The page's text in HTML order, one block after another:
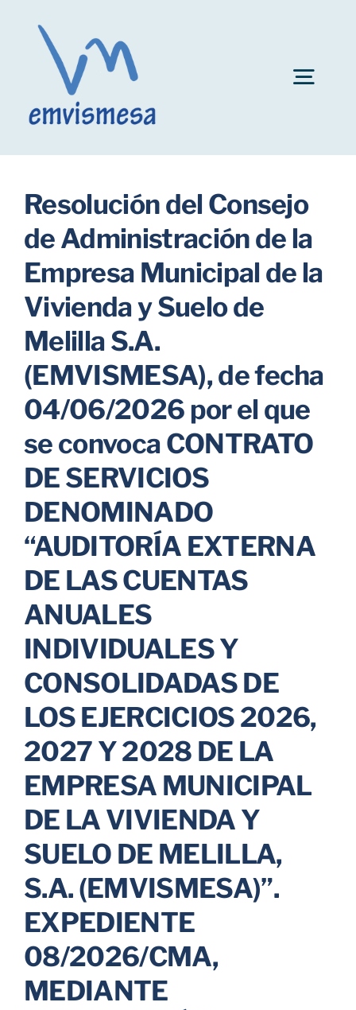
content
Ayuda al alquiler
Fianzas de inmuebles
Bonificaciones
Parkings
Promociones
Resolución del Consejo
de Administración de la
Empresa Municipal de la
Vivienda y Suelo de
Melilla S.A.
(EMVISMESA), de fecha
04/06/2026 por el que
se convoca CONTRATO
DE SERVICIOS
DENOMINADO
“AUDITORÍA EXTERNA
DE LAS CUENTAS
ANUALES
INDIVIDUALES Y
CONSOLIDADAS DE
LOS EJERCICIOS 2026,
2027 Y 2028 DE LA
EMPRESA MUNICIPAL
DE LA VIVIENDA Y
SUELO DE MELILLA,
S.A. (EMVISMESA)”.
EXPEDIENTE
08/2026/CMA,
MEDIANTE